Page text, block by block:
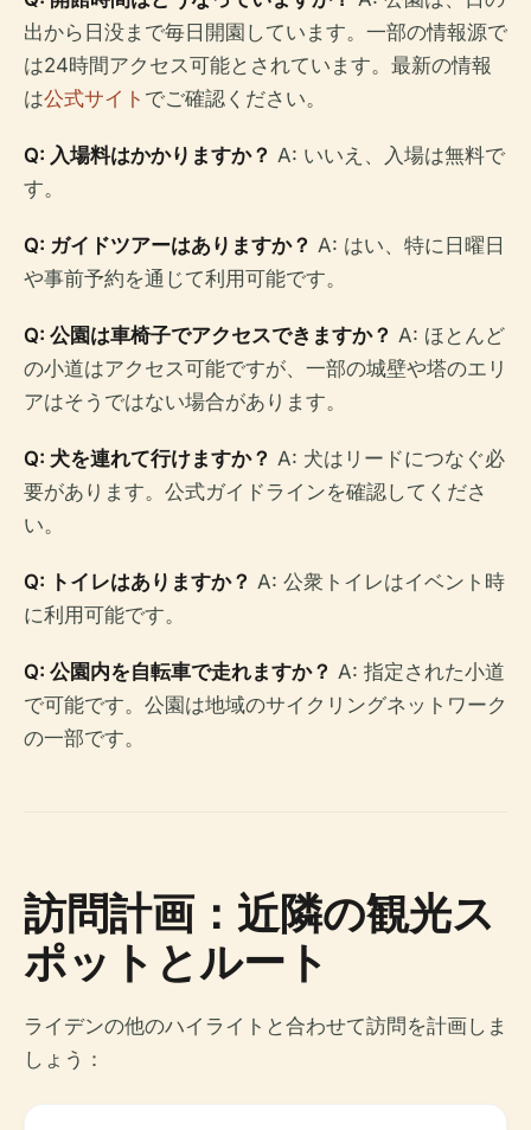
出から日没まで毎日開園しています。一部の情報源で
は24時間アクセス可能とされています。最新の情報
は公式サイト でご確認ください。
Q: 入場料はかかりますか？ A: いいえ、入場は無料で
す。
Q: ガイドツアーはありますか？ A: はい、特に日曜日
や事前予約を通じて利用可能です。
Q: 公園は車椅子でアクセスできますか？ A: ほとんど
の小道はアクセス可能ですが、一部の城壁や塔のエリ
アはそうではない場合があります。
Q: 犬を連れて行けますか？ A: 犬はリードにつなぐ必
要があります。公式ガイドラインを確認してくださ
い。
Q: トイレはありますか？ A: 公衆トイレはイベント時
に利用可能です。
Q: 公園内を自転車で走れますか？ A: 指定された小道
で可能です。公園は地域のサイクリングネットワーク
の一部です。
訪問計画：近隣の観光ス
ポットとルート
ライデンの他のハイライトと合わせて訪問を計画しま
しょう：